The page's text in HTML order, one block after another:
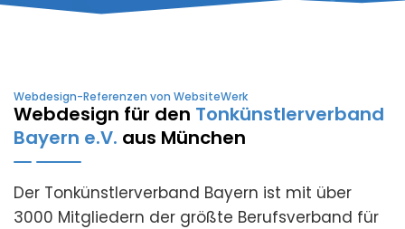
Webdesign-Referenzen von WebsiteWerk
Webdesign für den Tonkünstlerverband
Bayern e.V. aus München
Der Tonkünstlerverband Bayern ist mit über
3000 Mitgliedern der größte Berufsverband für